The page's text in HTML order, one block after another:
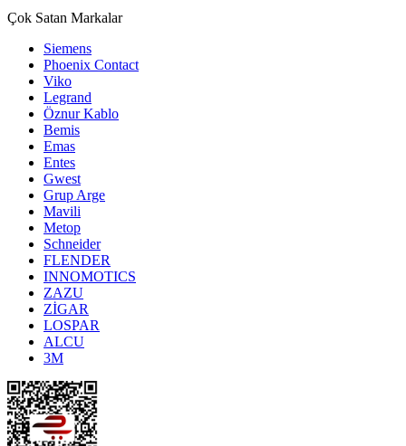
Çok Satan Markalar
Siemens
Phoenix Contact
Viko
Legrand
Öznur Kablo
Bemis
Emas
Entes
Gwest
Grup Arge
Mavili
Metop
Schneider
FLENDER
INNOMOTICS
ZAZU
ZİGAR
LOSPAR
ALCU
3M